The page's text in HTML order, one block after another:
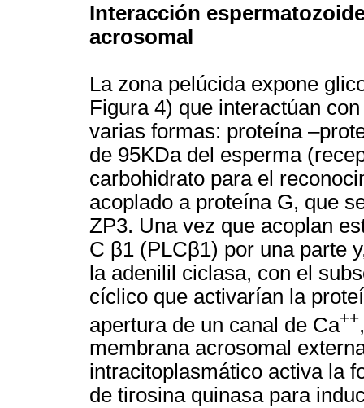
Interacción
acrosomal
La zona pelúcida expone
Figura 4) que interactúan
varias formas: proteína
de 95KDa del esperma
carbohidrato para el
acoplado a proteína G, que
ZP3. Una vez que acoplan
C β1 (PLCβ1) por una parte
la adenilil ciclasa, con el
cíclico que activarían la
apertura de un canal de Ca++
membrana acrosomal
intracitoplasmático activa la
de tirosina quinasa para